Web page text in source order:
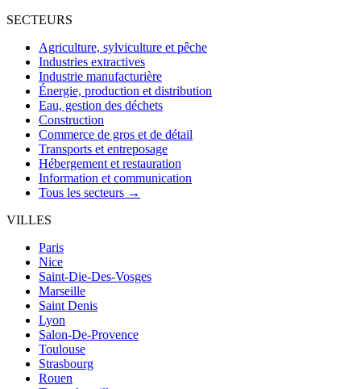
SECTEURS
Agriculture, sylviculture et pêche
Industries extractives
Industrie manufacturière
Énergie, production et distribution
Eau, gestion des déchets
Construction
Commerce de gros et de détail
Transports et entreposage
Hébergement et restauration
Information et communication
Tous les secteurs →
VILLES
Paris
Nice
Saint-Die-Des-Vosges
Marseille
Saint Denis
Lyon
Salon-De-Provence
Toulouse
Strasbourg
Rouen